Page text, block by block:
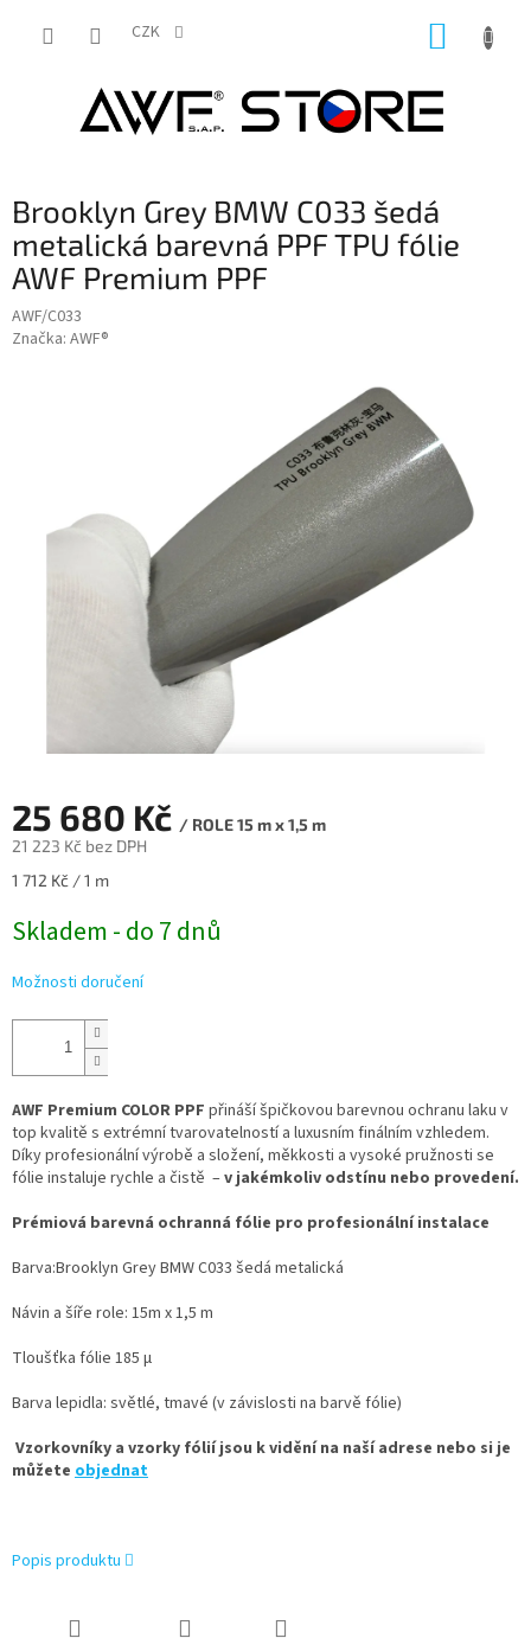
CZK
Brooklyn Grey BMW C033 šedá
metalická barevná PPF TPU fólie
AWF Premium PPF
AWF/C033
Značka: AWF®
25 680 Kč / ROLE 15 m x 1,5 m
21 223 Kč bez DPH
Měrná
1 712 Kč / 1 m
Skladem - do 7 dnů
Možnosti doručení
AWF Premium COLOR PPF přináší špičkovou barevnou ochranu laku v
top kvalitě s extrémní tvarovatelností a luxusním finálním vzhledem.
Díky profesionální výrobě a složení, měkkosti a vysoké pružnosti se
fólie instaluje rychle a čistě –v jakémkoliv odstínu nebo provedení.
Prémiová barevná ochranná fólie pro profesionální instalace
Barva:Brooklyn Grey BMW C033 šedá metalická
Návin a šíře role: 15m x 1,5 m
Tloušťka fólie 185 µ
Barva lepidla: světlé, tmavé (v závislosti na barvě fólie)
Vzorkovníky a vzorky fólií jsou k vidění na naší adrese nebo si je
můžete objednat
Popis produktu